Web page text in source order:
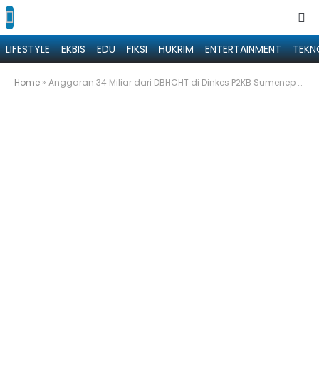
LIFESTYLE EKBIS EDU FIKSI HUKRIM ENTERTAINMENT
Home » Anggaran 34 Miliar dari DBHCHT di Dinkes P2KB Sumenep Telah Berjalan 62 Persen